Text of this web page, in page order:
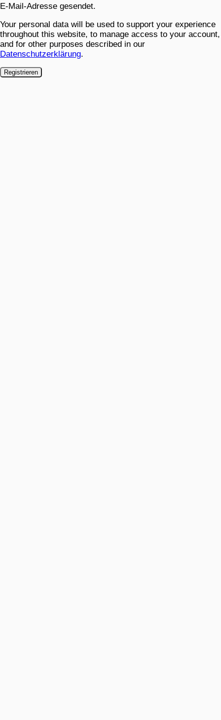
E-Mail-Adresse gesendet.
Your personal data will be used to support your experience
throughout this website, to manage access to your account,
and for other purposes described in our
Datenschutzerklärung.
Registrieren